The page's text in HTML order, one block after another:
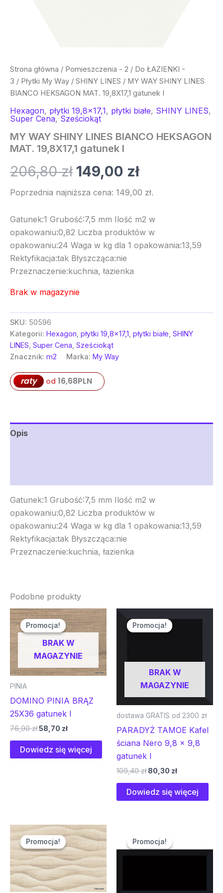
Strona główna / Pomieszczenia - 2 / Do ŁAZIENKI -
3 / Płytki My Way / SHINY LINES / MY WAY SHINY LINES
BIANCO HEKSAGON MAT. 19,8X17,1 gatunek I
Hexagon, płytki 19,8x17,1, płytki białe, SHINY LINES,
Super Cena, Sześciokąt
MY WAY SHINY LINES BIANCO HEKSAGON
MAT. 19,8X17,1 gatunek I
206,80zł 149,00 zł
Poprzednia najniższa cena: 149,00 zł.
Gatunek:1 Grubość:7,5 mm Ilość m2 w
opakowaniu:0,82 Liczba produktów w
opakowaniu:24 Waga w kg dla 1 opakowania:13,59
Rektyfikacja:tak Błyszcząca:nie
Przeznaczenie:kuchnia, łazienka
Brak w magazynie
SKU: 50596
Kategorii: Hexagon płytki 19,8x17,1 płytki białe SHINY
LINES Super Cena Sześciokąt
Znacznik: m2 Marka: My Way
raty od 16,68PLN
Opis
Gatunek:1 Grubość:7,5 mm Ilość m2 w
opakowaniu:0,82 Liczba produktów w
opakowaniu:24 Waga w kg dla 1 opakowania:13,59
Rektyfikacja:tak Błyszcząca:nie
Przeznaczenie:kuchnia, łazienka
Podobne produkty
Promocja!
BRAK W
MAGAZYNIE
Promocja!
PINIA
DOMINO PINIA BRĄZ
25X36 gatunek I
76,90zł
Pierwotna
cena
wynosiła:
76,90 zł.
58,70 zł
Aktualna
cena
wynosi:
58,70 zł.
Dowiedz się więcej
Promocja!
BRAK W
MAGAZYNIE
Promocja!
dostawa GRATIS od 2300 zł
PARADYŻ TAMOE Kafel
ściana Nero 9,8 x 9,8
gatunek I
109,40zł
cena
wynosiła:
80,30 zł
cena
Dowiedz się więcej
Promocja!
Promocja!
Pierwotna
cena
wynosiła:
80,00 zł.
Aktualna
cena
wynosi:
61,00 zł.
Promocja!
Promocja!
cena
wynosiła:
127,80 zł.